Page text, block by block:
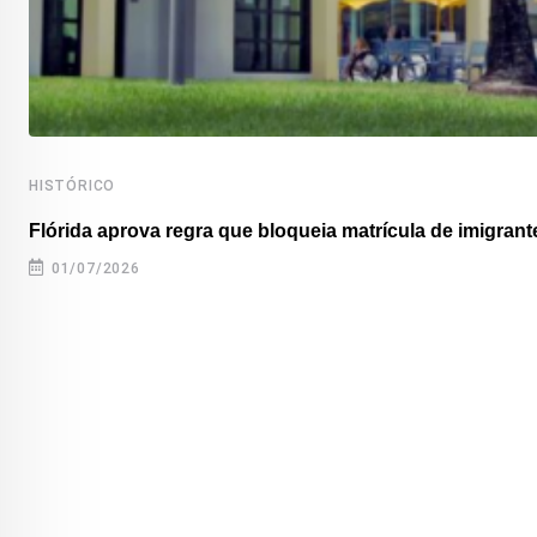
HISTÓRICO
Flórida aprova regra que bloqueia matrícula de
01/07/2026